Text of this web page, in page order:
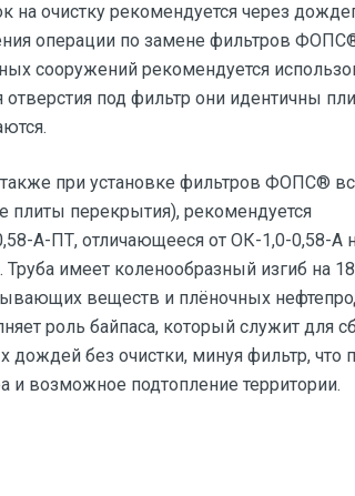
на очистку рекомендуется через
операции по замене фильтров
сооружений рекомендуется
под фильтр они идентичны
при установке фильтров ФОПС®
перекрытия), рекомендуется
А-ПТ, отличающееся от ОК-1,0-0,58-А
Труба имеет коленообразный изгиб на
веществ и плёночных
роль байпаса, который служит для
дождей без очистки, минуя фильтр, что
и возможное подтопление территории.